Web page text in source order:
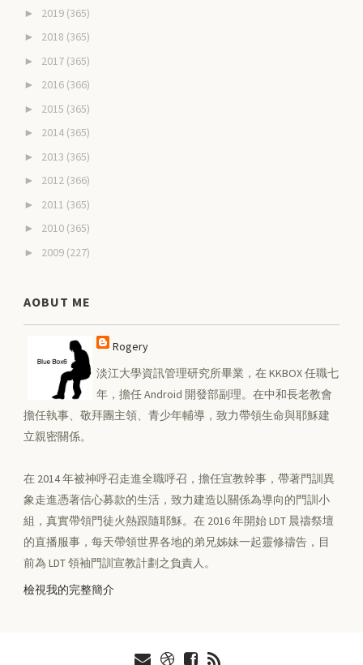
► 2019 (365)
► 2018 (365)
► 2017 (365)
► 2016 (366)
► 2015 (365)
► 2014 (365)
► 2013 (365)
► 2012 (366)
► 2011 (365)
► 2010 (365)
► 2009 (227)
AOBUT ME
Rogery
淡江大學資訊管理研究所畢業，在 KKBOX 任職七
年，擔任 Android 開發部副理。在中和長老教會
擔任執事、敬拜團主領、青少年輔導，致力帶領生命與耶穌建
立親密關係。
在 2014 年被神呼召走進全職呼召，擔任宣教幹事，帶著門訓異
象走進憑著信心募款的生活，致力建造以關係為導向的門訓小
組，真實帶領門徒火熱跟隨耶穌。在 2016 年開始 LDT 晨禱祭壇
的直播服事，每天帶領世界各地的弟兄姊妹一起靈修禱告，目
前為 LDT 領袖門訓宣教計劃之負責人。
檢視我的完整簡介